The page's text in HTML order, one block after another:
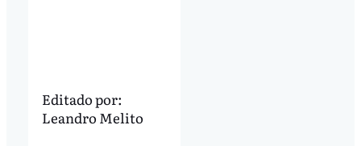
Editado por:
Leandro Melito